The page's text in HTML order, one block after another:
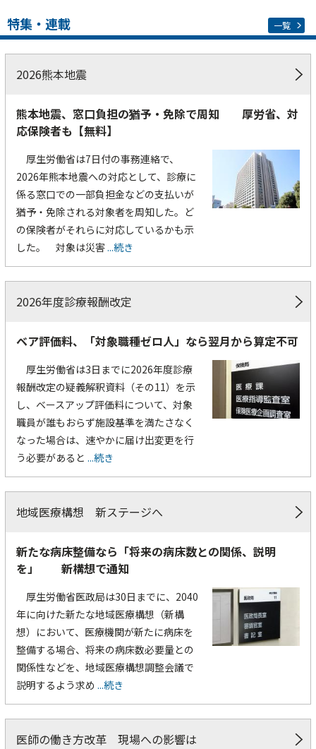
特集・連載 一覧
2026熊本地震
熊本地震、窓口負担の猶予・免除で周知 厚労省、対
応保険者も【無料】
厚生労働省は7日付の事務連絡で、
2026年熊本地震への対応として、診療に
係る窓口での一部負担金などの支払いが
猶予・免除される対象者を周知した。ど
の保険者がそれらに対応しているかも示
した。 対象は災害...続き
2026年度診療報酬改定
ベア評価料、「対象職種ゼロ人」なら翌月から算定不可
厚生労働省は3日までに2026年度診療
報酬改定の疑義解釈資料（その11）を示
し、ベースアップ評価料について、対象
職員が誰もおらず施設基準を満たさなく
なった場合は、速やかに届け出変更を行
う必要があると ...続き
地域医療構想 新ステージへ
新たな病床整備なら「将来の病床数との関係、説明
を」 新構想で通知
厚生労働省医政局は30日までに、2040
年に向けた新たな地域医療構想（新構
想）において、医療機関が新たに病床を
整備する場合、将来の病床数必要量との
関係性などを、地域医療構想調整会議で
説明するよう求め ...続き
医師の働き方改革 現場への影響は